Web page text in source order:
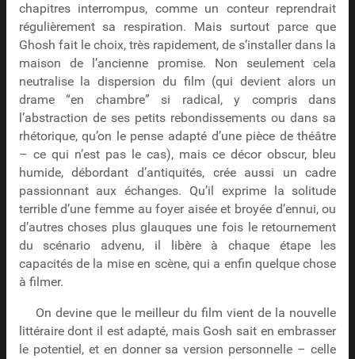
chapitres interrompus, comme un conteur reprendrait
régulièrement sa respiration. Mais surtout parce que
Ghosh fait le choix, très rapidement, de s’installer dans la
maison de l’ancienne promise. Non seulement cela
neutralise la dispersion du film (qui devient alors un
drame “en chambre” si radical, y compris dans
l’abstraction de ses petits rebondissements ou dans sa
rhétorique, qu’on le pense adapté d’une pièce de théâtre
– ce qui n’est pas le cas), mais ce décor obscur, bleu
humide, débordant d’antiquités, crée aussi un cadre
passionnant aux échanges. Qu’il exprime la solitude
terrible d’une femme au foyer aisée et broyée d’ennui, ou
d’autres choses plus glauques une fois le retournement
du scénario advenu, il libère à chaque étape les
capacités de la mise en scène, qui a enfin quelque chose
à filmer.
On devine que le meilleur du film vient de la nouvelle
littéraire dont il est adapté, mais Gosh sait en embrasser
le potentiel, et en donner sa version personnelle – celle